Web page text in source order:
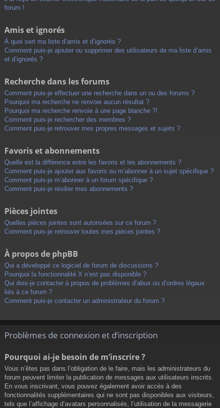
forum !
Amis et ignorés
À quoi sert ma liste d’amis et d’ignorés ?
Comment puis-je ajouter ou supprimer des utilisateurs de ma liste d’amis
et d’ignorés ?
Recherche dans les forums
Comment puis-je effectuer une recherche dans un ou des forums ?
Pourquoi ma recherche ne renvoie aucun résultat ?
Pourquoi ma recherche renvoie à une page blanche ?!
Comment puis-je rechercher des membres ?
Comment puis-je retrouver mes propres messages et sujets ?
Favoris et abonnements
Quelle est la différence entre les favoris et les abonnements ?
Comment puis-je ajouter aux favoris ou m’abonner à un sujet spécifique ?
Comment puis-je m’abonner à un forum spécifique ?
Comment puis-je résilier mes abonnements ?
Pièces jointes
Quelles pièces jointes sont autorisées sur ce forum ?
Comment puis-je retrouver toutes mes pièces jointes ?
À propos de phpBB
Qui a développé ce logiciel de forum de discussions ?
Pourquoi la fonctionnalité X n’est pas disponible ?
Qui dois-je contacter à propos de problèmes d’abus ou d’ordres légaux
liés à ce forum ?
Comment puis-je contacter un administrateur du forum ?
Problèmes de connexion et d’inscription
Pourquoi ai-je besoin de m’inscrire ?
Vous n’êtes pas dans l’obligation de le faire, mais les administrateurs du
forum peuvent limiter la publication de messages aux utilisateurs inscrits.
En vous inscrivant, vous pouvez également avoir accès à des
fonctionnalités supplémentaires qui ne sont pas disponibles aux visiteurs,
tels que l’affichage d’avatars personnalisés, l’utilisation de la messagerie